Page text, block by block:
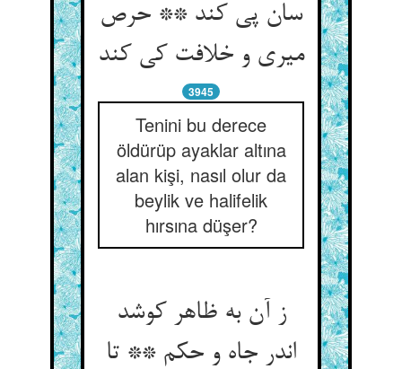
سان پی کند ** حرص
میری و خلافت کی کند
3945
Tenini bu derece
öldürüp ayaklar altına
alan kişi, nasıl olur da
beylik ve halifelik
hırsına düşer?
ز آن به ظاهر کوشد
اندر جاه و حکم ** تا